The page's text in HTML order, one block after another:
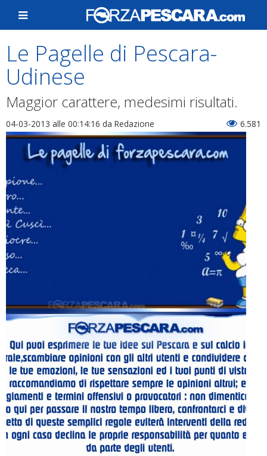
Le Pagelle di Pescara-
Udinese
Maggior carattere, medesimi risultati.
04-03-2013 alle 00:14:16 da Redazione 6.581